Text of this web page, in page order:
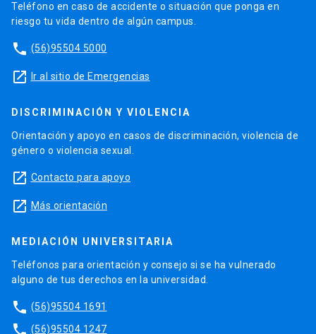
Teléfono en caso de accidente o situación que ponga en
riesgo tu vida dentro de algún campus.
phone (56)95504 5000
launch Ir al sitio de Emergencias
DISCRIMINACIÓN Y VIOLENCIA
Orientación y apoyo en casos de discriminación, violencia de
género o violencia sexual.
launch Contacto para apoyo
launch Más orientación
MEDIACIÓN UNIVERSITARIA
Teléfonos para orientación y consejo si se ha vulnerado
alguno de tus derechos en la universidad.
phone (56)95504 1691
phone (56)95504 1247